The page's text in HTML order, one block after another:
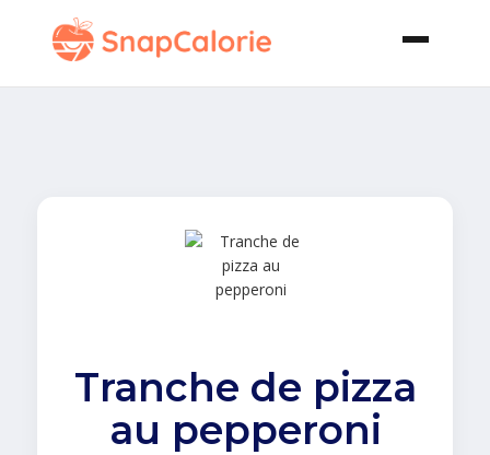
Tranche de pizza
au pepperoni